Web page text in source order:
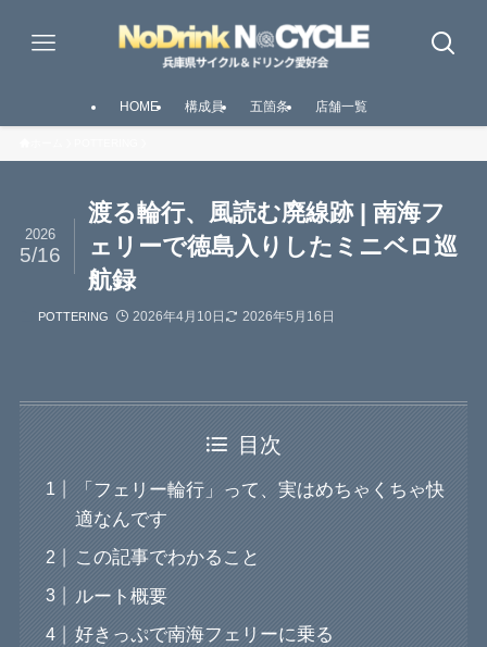
HOME 構成員 五箇条 店舗一覧
渡る輪行、風読む廃線跡 | 南海フ
ェリーで徳島入りしたミニベロ巡
航録
2026
5/16
POTTERING 2026年4月10日 2026年5月16日
目次
「フェリー輪行」って、実はめちゃくちゃ快
適なんです
この記事でわかること
ルート概要
好きっぷで南海フェリーに乗る